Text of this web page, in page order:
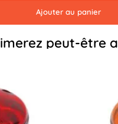
Ajouter au panier
peut-être